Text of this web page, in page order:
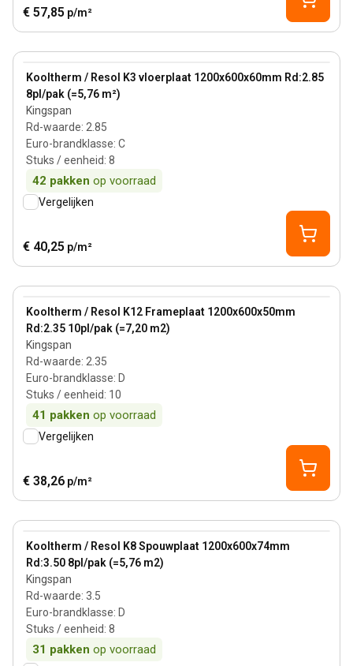
€ 57,85 p/m²
Kooltherm / Resol K3 vloerplaat 1200x600x60mm Rd:2.85
8pl/pak (=5,76 m²)
Kingspan
Rd-waarde: 2.85
Euro-brandklasse: C
Stuks / eenheid: 8
42 pakken op voorraad
View product
Vergelijken
€ 40,25 p/m²
Kooltherm / Resol K12 Frameplaat 1200x600x50mm
Rd:2.35 10pl/pak (=7,20 m2)
Kingspan
Rd-waarde: 2.35
Euro-brandklasse: D
Stuks / eenheid: 10
41 pakken op voorraad
View product
Vergelijken
€ 38,26 p/m²
Kooltherm / Resol K8 Spouwplaat 1200x600x74mm
Rd:3.50 8pl/pak (=5,76 m2)
Kingspan
Rd-waarde: 3.5
Euro-brandklasse: D
Stuks / eenheid: 8
31 pakken op voorraad
View product